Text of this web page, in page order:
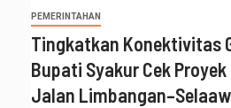
PEMERINTAHAN
Tingkatkan Konektivitas
Bupati Syakur Cek
Jalan